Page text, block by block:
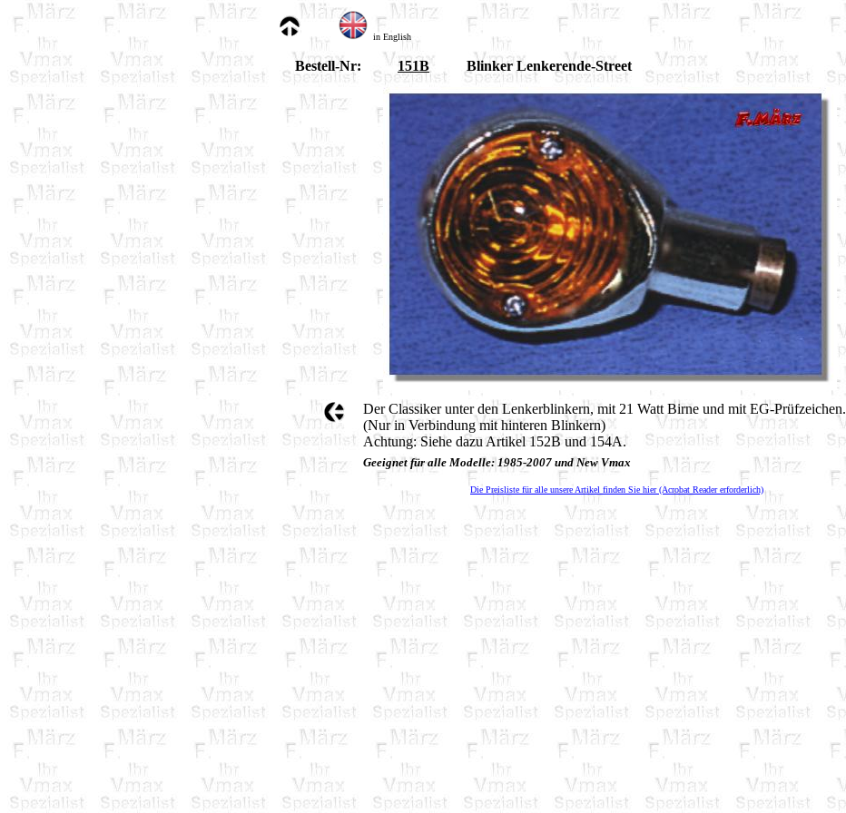
in English
Bestell-Nr: 151B Blinker Lenkerende-Street
Der Classiker unter den Lenkerblinkern, mit 21 Watt Birne und mit EG-Prüfzeichen.
(Nur in Verbindung mit hinteren Blinkern)
Achtung: Siehe dazu Artikel 152B und 154A.
Geeignet für alle Modelle: 1985-2007 und New Vmax
Die Preisliste für alle unsere Artikel finden Sie hier (Acrobat Reader erforderlich)